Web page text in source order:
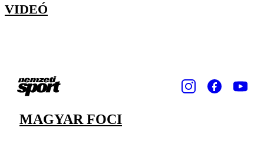
VIDEÓ
MAGYAR FOCI